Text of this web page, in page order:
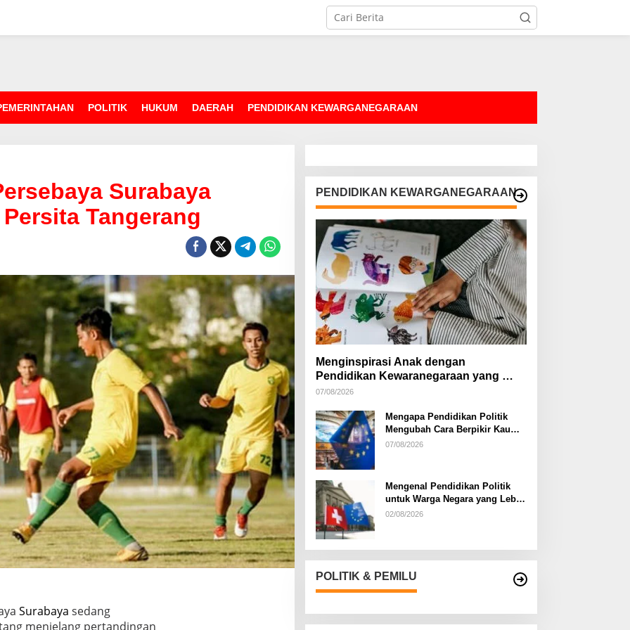
POLITIK HUKUM DAERAH PENDIDIKAN KEWARGANEGARAAN
Surabaya
Tangerang
Surabaya sedang
menjelang pertandingan
PENDIDIKAN KEWARGANEGARAAN
Menginspirasi Anak dengan
Pendidikan Kewaranegaraan yang
Kreatif
07/08/2026
Mengapa Pendidikan Politik
Mengubah Cara Berpikir Kaum
Muda
07/08/2026
Mengenal Pendidikan Politik
untuk Warga Negara yang Lebih
Kritis
02/08/2026
POLITIK & PEMILU